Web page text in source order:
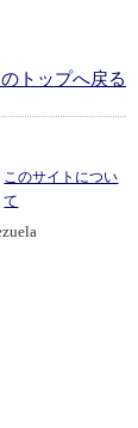
トップへ戻る
このサイトについ
て